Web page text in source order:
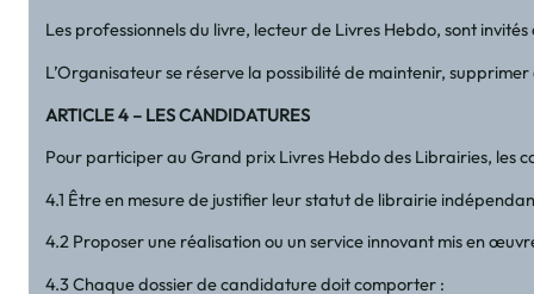
Les professionnels du livre, lecteur de Livres Hebdo, sont
L’Organisateur se réserve la possibilité de maintenir,
ARTICLE 4 – LES CANDIDATURES
Pour participer au Grand prix Livres Hebdo des Librairies, les
4.1 Être en mesure de justifier leur statut de librairie
4.2 Proposer une réalisation ou un service innovant mis en
4.3 Chaque dossier de candidature doit comporter :